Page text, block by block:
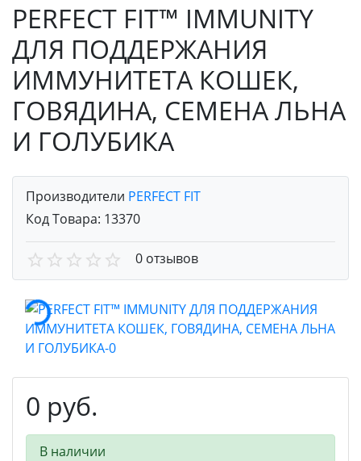
PERFECT FIT™ IMMUNITY
ДЛЯ ПОДДЕРЖАНИЯ
ИММУНИТЕТА КОШЕК,
ГОВЯДИНА, СЕМЕНА ЛЬНА
И ГОЛУБИКА
Производители PERFECT FIT
Код Товара: 13370
0 отзывов
0 руб.
В наличии